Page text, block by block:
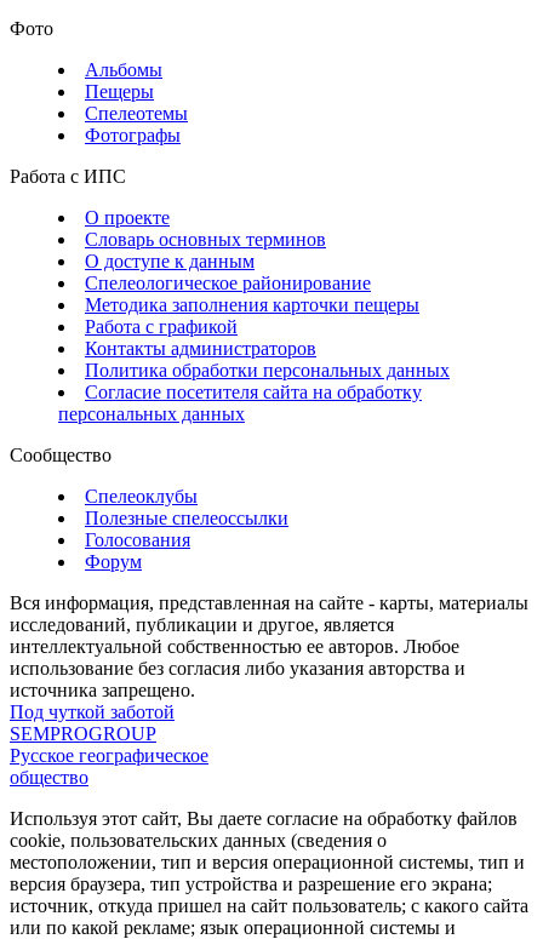
Фото
Альбомы
Пещеры
Спелеотемы
Фотографы
Работа с ИПС
О проекте
Словарь основных терминов
О доступе к данным
Спелеологическое районирование
Методика заполнения карточки пещеры
Работа с графикой
Контакты администраторов
Политика обработки персональных данных
Согласие посетителя сайта на обработку
персональных данных
Сообщество
Спелеоклубы
Полезные спелеоссылки
Голосования
Форум
Вся информация, представленная на сайте - карты, материалы
исследований, публикации и другое, является
интеллектуальной собственностью ее авторов. Любое
использование без согласия либо указания авторства и
источника запрещено.
Под чуткой заботой
SEMPROGROUP
Русское географическое
общество
Используя этот сайт, Вы даете согласие на обработку файлов
cookie, пользовательских данных (сведения о
местоположении, тип и версия операционной системы, тип и
версия браузера, тип устройства и разрешение его экрана;
источник, откуда пришел на сайт пользователь; с какого сайта
или по какой рекламе; язык операционной системы и